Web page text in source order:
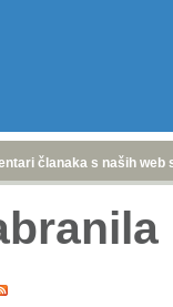
članaka s naših web